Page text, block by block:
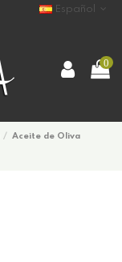
Español
0
Aceite de Oliva